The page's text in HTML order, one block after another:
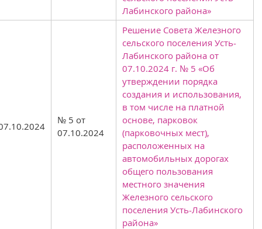
Лабинского района»
№ 5 от
07.10.2024
Решение Совета Железного
сельского поселения Усть-
Лабинского района от
07.10.2024 г. № 5 «Об
утверждении порядка
создания и использования,
в том числе на платной
основе, парковок
(парковочных мест),
расположенных на
автомобильных дорогах
общего пользования
местного значения
Железного сельского
поселения Усть-Лабинского
района»